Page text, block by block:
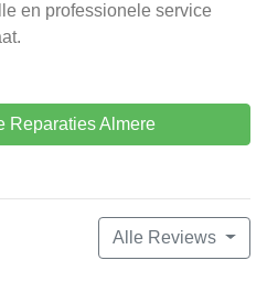
en professionele service
Reparaties Almere
Alle Reviews